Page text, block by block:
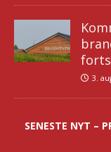
3.
SENESTE NYT –